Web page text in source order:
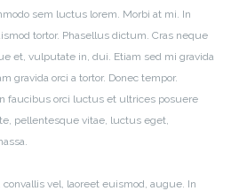
sem luctus lorem. Morbi at mi. In
tortor. Phasellus dictum. Cras neque
et, vulputate in, dui. Etiam sed mi gravida
gravida orci a tortor. Donec tempor.
faucibus orci luctus et ultrices posuere
pellentesque vitae, luctus eget,
vel, laoreet euismod, augue. In